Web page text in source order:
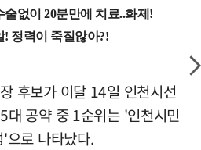
후보가 이달 14일 인천시선
대 공약 중 1순위는 '인천시민
으로 나타났다.